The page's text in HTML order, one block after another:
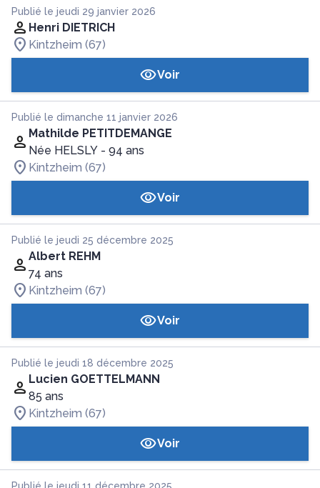
Publié le jeudi 29 janvier 2026
Henri DIETRICH
Kintzheim (67)
Voir
Publié le dimanche 11 janvier 2026
Mathilde PETITDEMANGE
Née HELSLY - 94 ans
Kintzheim (67)
Voir
Publié le jeudi 25 décembre 2025
Albert REHM
74 ans
Kintzheim (67)
Voir
Publié le jeudi 18 décembre 2025
Lucien GOETTELMANN
85 ans
Kintzheim (67)
Voir